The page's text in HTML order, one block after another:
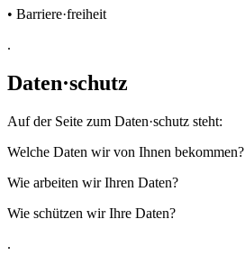
• Barriere·freiheit
.
Daten·schutz
Auf der Seite zum Daten·schutz steht:
Welche Daten wir von Ihnen bekommen?
Wie arbeiten wir Ihren Daten?
Wie schützen wir Ihre Daten?
.